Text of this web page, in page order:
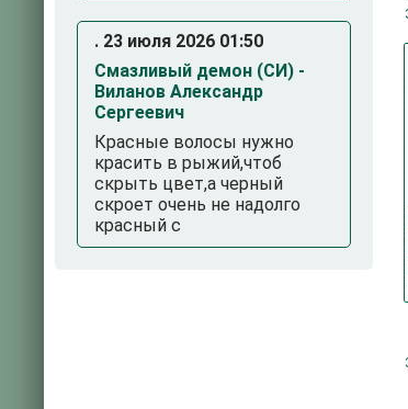
. 23 июля 2026 01:50
Смазливый демон (СИ) -
Виланов Александр
Сергеевич
Красные волосы нужно
красить в рыжий,чтоб
скрыть цвет,а черный
скроет очень не надолго
красный с